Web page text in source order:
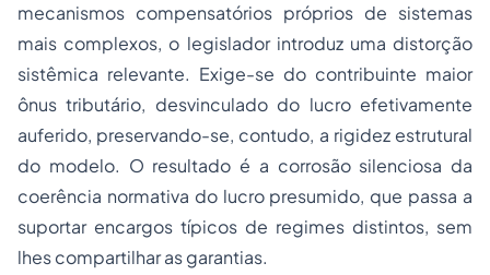
mecanismos compensatórios próprios de sistemas
mais complexos, o legislador introduz uma distorção
sistêmica relevante. Exige-se do contribuinte maior
ônus tributário, desvinculado do lucro efetivamente
auferido, preservando-se, contudo, a rigidez estrutural
do modelo. O resultado é a corrosão silenciosa da
coerência normativa do lucro presumido, que passa a
suportar encargos típicos de regimes distintos, sem
lhes compartilhar as garantias.